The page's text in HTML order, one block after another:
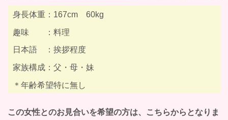
身長体重：167cm 60kg
趣味 ：料理
日本語 ：挨拶程度
家族構成：父・母・妹
＊年齢希望特に無し
この女性とのお見合いを希望の方は、こちらからとなりま